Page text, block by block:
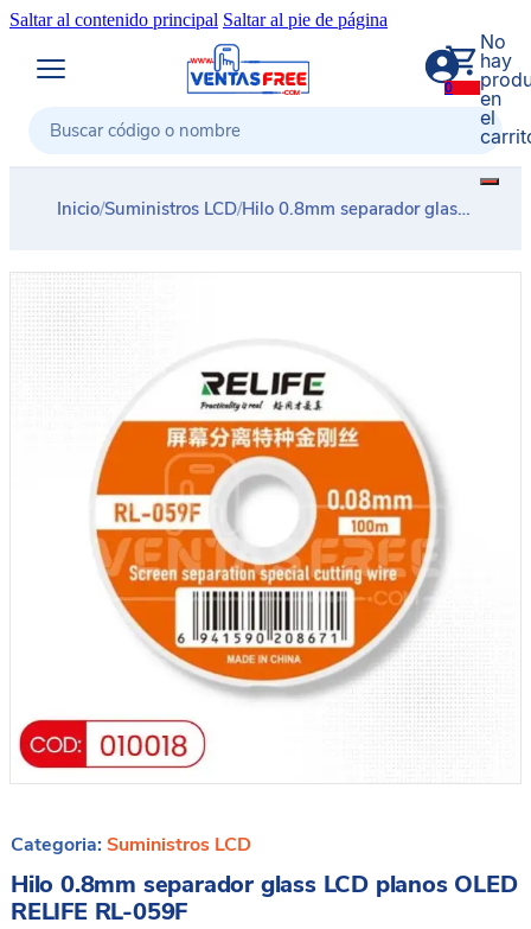
Saltar al contenido principal Saltar al pie de página
Buscar
0
No
hay
en
el
Inicio/Suministros LCD/Hilo 0.8mm separador glass LCD planos OLED RELIFE RL-059F
Categoria: Suministros LCD
Hilo 0.8mm separador glass LCD planos OLED
RELIFE RL-059F